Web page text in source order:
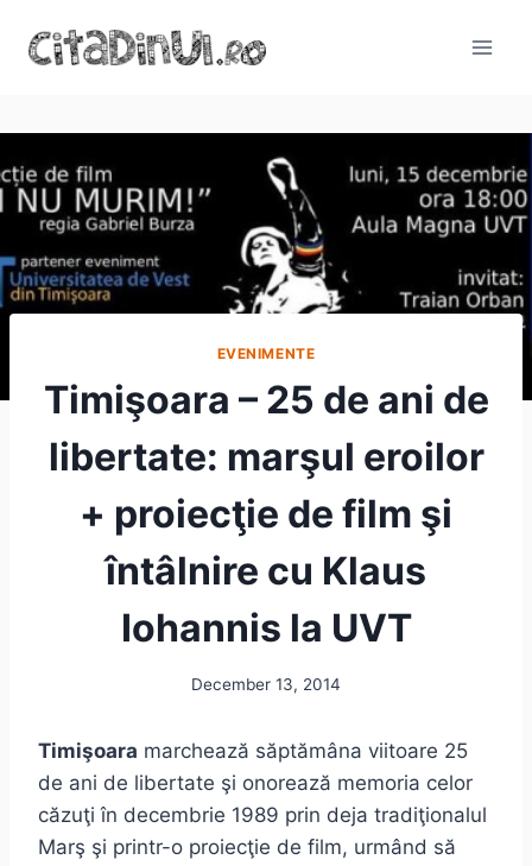
EVENIMENTE
Timişoara – 25 de ani de
libertate: marşul eroilor
+ proiecţie de film şi
întâlnire cu Klaus
Iohannis la UVT
December 13, 2014
Timişoara marchează săptămâna viitoare 25
de ani de libertate şi onorează memoria celor
căzuţi în decembrie 1989 prin deja tradiţionalul
Marş şi printr-o proiecţie de film, urmând să